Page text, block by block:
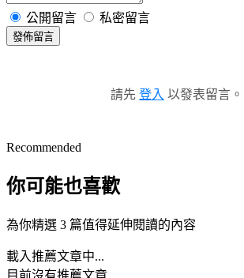
公開留言 私密留言
發佈留言
請先 登入 以發表留言。
Recommended
你可能也喜歡
為你精選 3 篇值得延伸閱讀的內容
載入推薦文章中...
目前沒有推薦文章